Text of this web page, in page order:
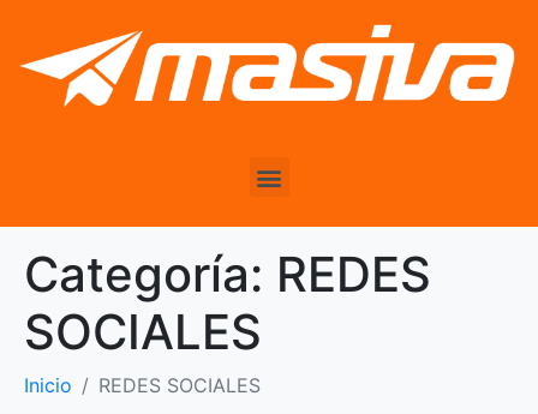
Categoría: REDES
SOCIALES
Inicio REDES SOCIALES